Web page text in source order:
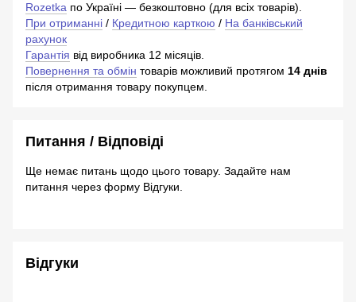
Rozetka по Україні — безкоштовно (для всіх товарів).
При отриманні / Кредитною карткою / На банківський
рахунок
Гарантія від виробника 12 місяців.
Повернення та обмін товарів можливий протягом 14 днів
після отримання товару покупцем.
Питання / Відповіді
Ще немає питань щодо цього товару. Задайте нам
питання через форму Відгуки.
Відгуки